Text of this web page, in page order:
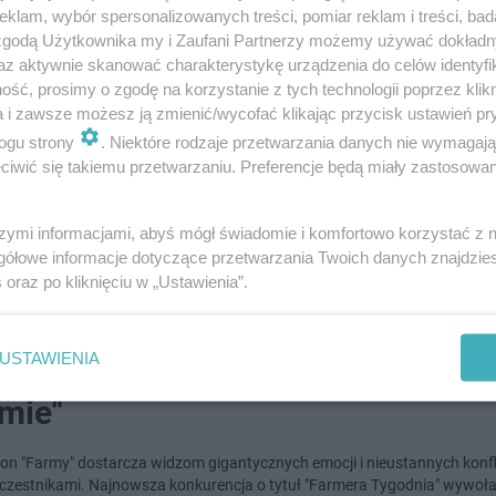
2026
z "Farmy" zaskoczyła
Widzowie obawiają się o
uczestniczki
popularnego reality show "Farma" dostarcza widzom potężnej
na Dominic…
4-2026
się powtórki konkurencji
"Farmy" dostarcza widzom gigantycznych emocji i nieustannych
Najnowsza konkurencja o tytuł "Farmera Tygodnia"
wybór spersonalizowanych treści, pomiar reklam i treści,
Użytkownika my i Zaufani Partnerzy możemy używać
aktywnie skanować charakterystykę urządzenia do celów
prosimy o zgodę na korzystanie z tych technologii poprzez
i zawsze możesz ją zmienić/wycofać klikając przycisk ustawień
strony
. Niektóre rodzaje przetwarzania danych nie
się takiemu przetwarzaniu. Preferencje będą miały
informacjami, abyś mógł świadomie i komfortowo korzystać z
informacje dotyczące przetwarzania Twoich danych
oraz po kliknięciu w „Ustawienia”.
USTAWIENIA